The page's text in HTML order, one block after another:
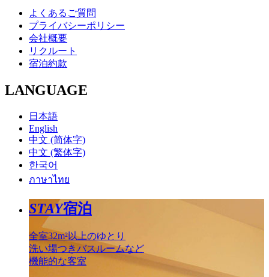
よくあるご質問
プライバシーポリシー
会社概要
リクルート
宿泊約款
LANGUAGE
日本語
English
中文 (简体字)
中文 (繁体字)
한국어
ภาษาไทย
STAY宿泊
全室32m²以上のゆとり
洗い場つきバスルームなど
機能的な客室